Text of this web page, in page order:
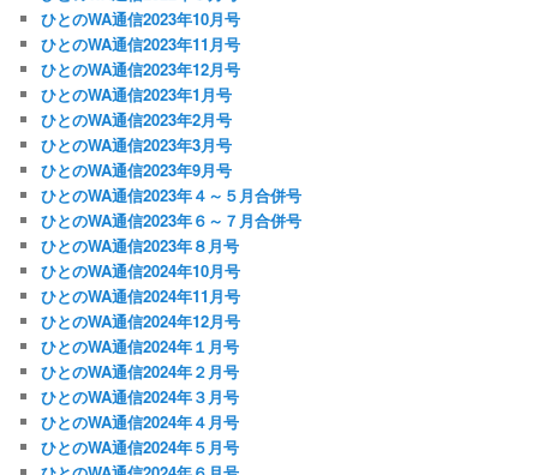
ひとのWA通信2023年10月号
ひとのWA通信2023年11月号
ひとのWA通信2023年12月号
ひとのWA通信2023年1月号
ひとのWA通信2023年2月号
ひとのWA通信2023年3月号
ひとのWA通信2023年9月号
ひとのWA通信2023年４～５月合併号
ひとのWA通信2023年６～７月合併号
ひとのWA通信2023年８月号
ひとのWA通信2024年10月号
ひとのWA通信2024年11月号
ひとのWA通信2024年12月号
ひとのWA通信2024年１月号
ひとのWA通信2024年２月号
ひとのWA通信2024年３月号
ひとのWA通信2024年４月号
ひとのWA通信2024年５月号